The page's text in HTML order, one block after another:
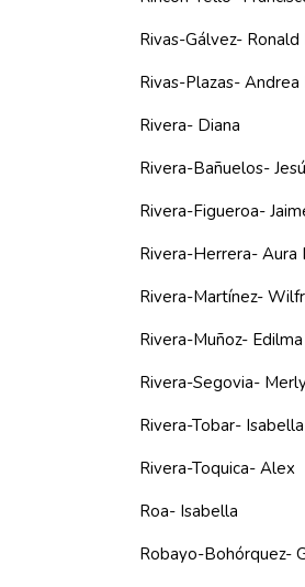
Rivas-Gálvez- Ronald
Rivas-Plazas- Andrea
Rivera- Diana
Rivera-Bañuelos-
Rivera-Figueroa-
Rivera-Herrera- Aura
Rivera-Martínez-
Rivera-Muñoz- Edilma
Rivera-Segovia-
Rivera-Tobar- Isabella
Rivera-Toquica- Alex
Roa- Isabella
Robayo-Bohórquez-